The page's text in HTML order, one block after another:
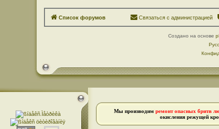
Список форумов Связаться с администрацией
Создано на основе
Мы производим ремонт опасных бритв
окисления режущей